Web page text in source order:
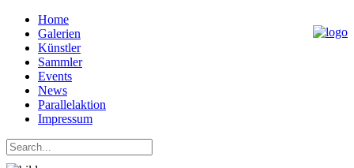
Home
Galerien
Künstler
Sammler
Events
News
Parallelaktion
Impressum